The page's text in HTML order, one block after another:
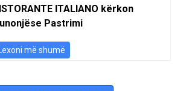
ITALIANO kërkon
Pastrimi
Lexoni më shumë